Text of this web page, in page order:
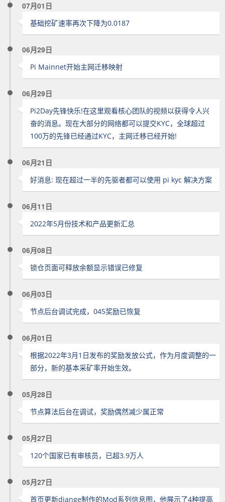
07月01日
基础挖矿速率再次下降为0.0187
06月29日
Pi Mainnet开始主网迁移映射
06月29日
Pi2Day先锋快乐!在这里观看核心团队的视频以获得令人兴
奋的消息。现在大部分的网络都可以提交KYC，全球超过
100万的先锋已经通过KYC，主网迁移已经开始!
06月21日
好消息: 现在超过一半的先驱者都可以使用 pi kyc 解决方案
06月11日
2022年5月份技术和产品更新汇总
06月08日
锁仓页面可释放余额显示错误已修复
06月03日
节点后台调试完成，045奖励已恢复
06月01日
根据2022年3月1日发布的奖励发放公式，作为月度调整的一
部分，新的基本采矿率开始生效。
05月28日
节点算法后台在调试，奖励偶然减少属正常
05月27日
120个国家已有审核员，已超3.9万人
05月27日
首页更新diange制作的Mod系列信息图，他展示了4种提高